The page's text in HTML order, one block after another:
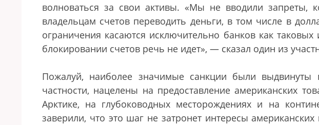
волноваться за свои активы. «Мы не вводили запреты,
владельцам счетов переводить деньги, в том числе в
ограничения касаются исключительно банков как
блокировании счетов речь не идет», — сказал один из
Пожалуй, наиболее значимые санкции были выдвинуты
частности, нацелены на предоставление американских
Арктике, на глубоководных месторождениях и на
заверили, что это шаг не затронет интересы